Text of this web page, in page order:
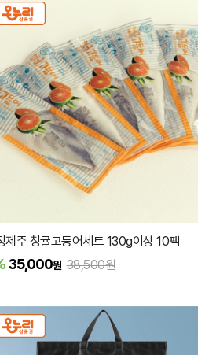
제주 청귤고등어세트 130g이상 10팩
35,000원 38,500원